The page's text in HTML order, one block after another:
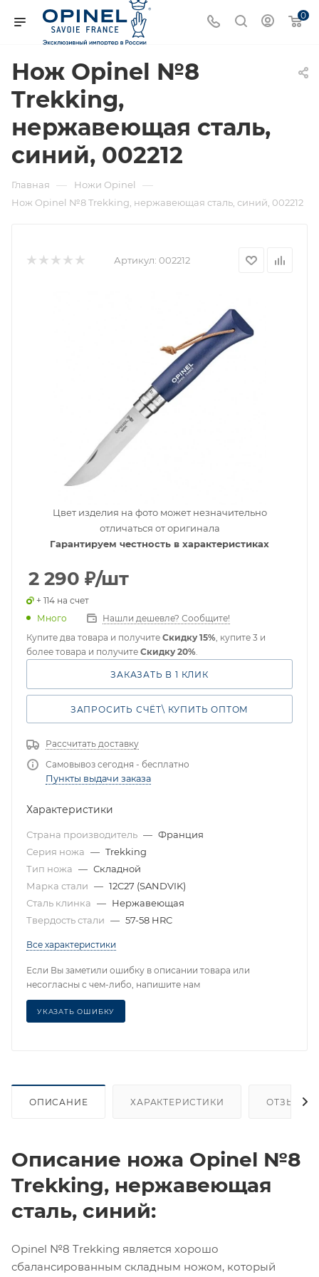
0
Нож Opinel №8
Trekking,
нержавеющая сталь,
синий, 002212
Главная — Ножи Opinel —
Нож Opinel №8 Trekking, нержавеющая сталь, синий, 002212
Артикул: 002212
Цвет изделия на фото может незначительно
отличаться от оригинала
Гарантируем честность в характеристиках
2 290 ₽/шт
+ 114 на счет
Много
Нашли дешевле? Сообщите!
Купите два товара и получите Скидку 15%, купите 3 и
более товара и получите Скидку 20%.
ЗАКАЗАТЬ В 1 КЛИК
ЗАПРОСИТЬ СЧЁТ\ КУПИТЬ ОПТОМ
Рассчитать доставку
Самовывоз сегодня - бесплатно
Пункты выдачи заказа
Характеристики
Страна производитель — Франция
Серия ножа — Trekking
Тип ножа — Складной
Марка стали — 12C27 (SANDVIK)
Сталь клинка — Нержавеющая
Твердость стали — 57-58 HRC
Все характеристики
Если Вы заметили ошибку в описании товара или
несогласны с чем-либо, напишите нам
УКАЗАТЬ ОШИБКУ
ОПИСАНИЕ ХАРАКТЕРИСТИКИ ОТЗЫВЫ
Описание ножа Opinel №8
Trekking, нержавеющая
сталь, синий:
Opinel №8 Trekking является хорошо
сбалансированным складным ножом, который